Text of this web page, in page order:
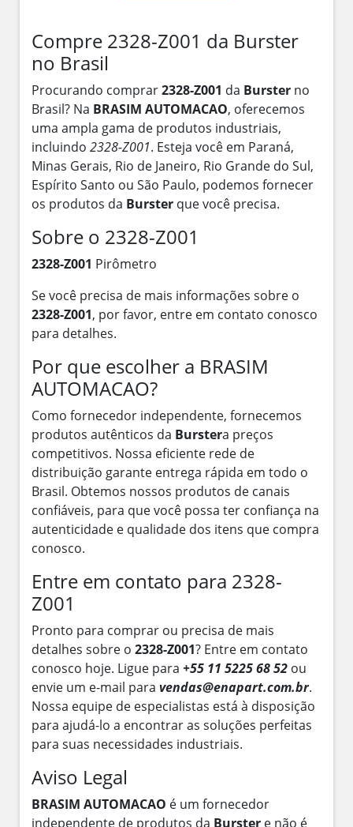
Compre 2328-Z001 da Burster
no Brasil
Procurando comprar2328-Z001 da Burster no
Brasil? Na BRASIM AUTOMACAO, oferecemos
uma ampla gama de produtos industriais,
incluindo 2328-Z001. Esteja você em Paraná,
Minas Gerais, Rio de Janeiro, Rio Grande do Sul,
Espírito Santo ou São Paulo, podemos fornecer
os produtos da Burster que você precisa.
Sobre o 2328-Z001
2328-Z001 Pirômetro
Se você precisa de mais informações sobre o
2328-Z001, por favor, entre em contato conosco
para detalhes.
Por que escolher a BRASIM
AUTOMACAO?
Como fornecedor independente, fornecemos
produtos autênticos da Burstera preços
competitivos. Nossa eficiente rede de
distribuição garante entrega rápida em todo o
Brasil. Obtemos nossos produtos de canais
confiáveis, para que você possa ter confiança na
autenticidade e qualidade dos itens que compra
conosco.
Entre em contato para 2328-
Z001
Pronto para comprar ou precisa de mais
detalhes sobre o 2328-Z001? Entre em contato
conosco hoje. Ligue para +55 11 5225 68 52 ou
envie um e-mail para vendas@enapart.com.br.
Nossa equipe de especialistas está à disposição
para ajudá-lo a encontrar as soluções perfeitas
para suas necessidades industriais.
Aviso Legal
BRASIM AUTOMACAO é um fornecedor
independente de produtos da Burster e não é